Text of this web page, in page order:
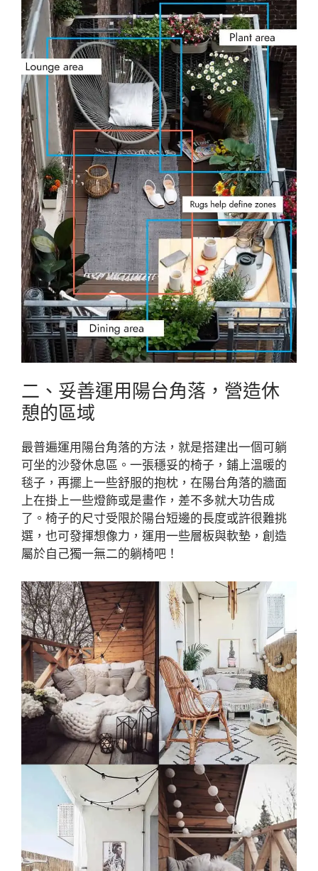
二、妥善運用陽台角落，營造休
憩的區域
最普遍運用陽台角落的方法，就是搭建出一個可躺
可坐的沙發休息區。一張穩妥的椅子，鋪上溫暖的
毯子，再擺上一些舒服的抱枕，在陽台角落的牆面
上在掛上一些燈飾或是畫作，差不多就大功告成
了。椅子的尺寸受限於陽台短邊的長度或許很難挑
選，也可發揮想像力，運用一些層板與軟墊，創造
屬於自己獨一無二的躺椅吧！